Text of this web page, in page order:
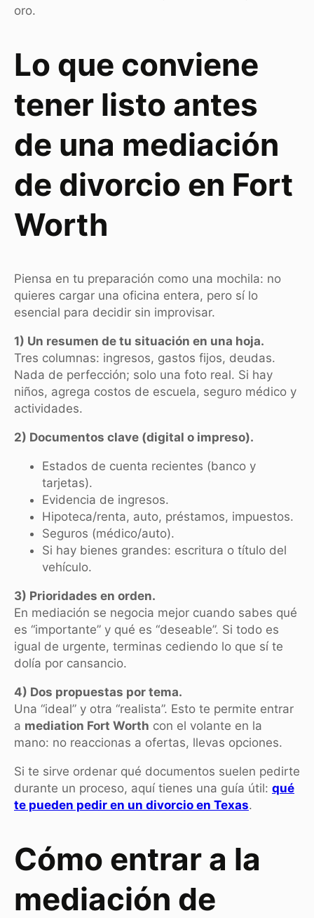
oro.
Lo que conviene
tener listo antes
de una mediación
de divorcio en Fort
Worth
Piensa en tu preparación como una mochila: no
quieres cargar una oficina entera, pero sí lo
esencial para decidir sin improvisar.
1) Un resumen de tu situación en una hoja.
Tres columnas: ingresos, gastos fijos, deudas.
Nada de perfección; solo una foto real. Si hay
niños, agrega costos de escuela, seguro médico y
actividades.
2) Documentos clave (digital o impreso).
Estados de cuenta recientes (banco y
tarjetas).
Evidencia de ingresos.
Hipoteca/renta, auto, préstamos, impuestos.
Seguros (médico/auto).
Si hay bienes grandes: escritura o título del
vehículo.
3) Prioridades en orden.
En mediación se negocia mejor cuando sabes qué
es “importante” y qué es “deseable”. Si todo es
igual de urgente, terminas cediendo lo que sí te
dolía por cansancio.
4) Dos propuestas por tema.
Una “ideal” y otra “realista”. Esto te permite entrar
a mediation Fort Worth con el volante en la
mano: no reaccionas a ofertas, llevas opciones.
Si te sirve ordenar qué documentos suelen pedirte
durante un proceso, aquí tienes una guía útil: qué
te pueden pedir en un divorcio en Texas.
Cómo entrar a la
mediación de